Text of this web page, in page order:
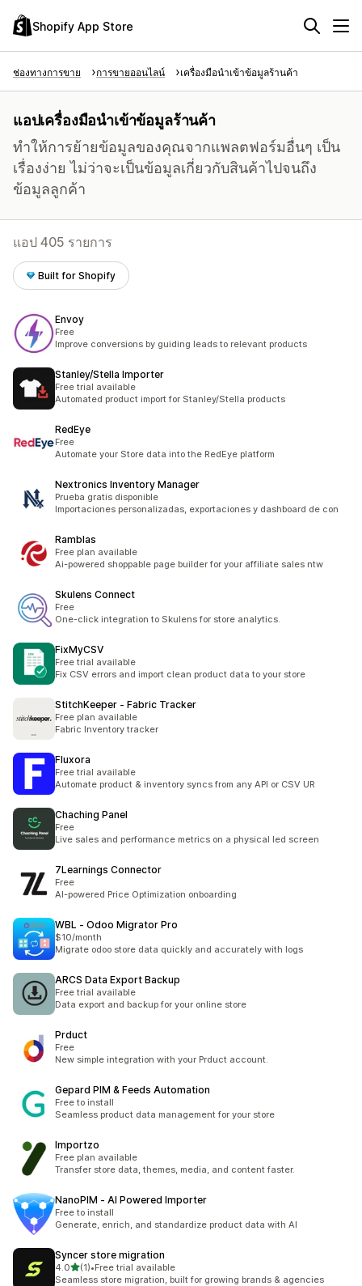
Shopify App Store
ช่องทางการขาย การขายออนไลน์ เครื่องมือนำเข้าข้อมูลร้านค้า
แอปเครื่องมือนำเข้าข้อมูลร้านค้า
ทำให้การย้ายข้อมูลของคุณจากแพลตฟอร์มอื่นๆ เป็น
เรื่องง่าย ไม่ว่าจะเป็นข้อมูลเกี่ยวกับสินค้าไปจนถึง
ข้อมูลลูกค้า
แอป 405 รายการ
Built for Shopify
Envoy
Free
Improve conversions by guiding leads to relevant products
Stanley/Stella Importer
Free trial available
Automated product import for Stanley/Stella products
RedEye
Free
Automate your Store data into the RedEye platform
Nextronics Inventory Manager
Prueba gratis disponible
Importaciones personalizadas, exportaciones y dashboard de con
Ramblas
Free plan available
Ai-powered shoppable page builder for your affiliate sales ntw
Skulens Connect
Free
One-click integration to Skulens for store analytics.
FixMyCSV
Free trial available
Fix CSV errors and import clean product data to your store
StitchKeeper ‑ Fabric Tracker
Free plan available
Fabric Inventory tracker
Fluxora
Free trial available
Automate product & inventory syncs from any API or CSV UR
Chaching Panel
Free
Live sales and performance metrics on a physical led screen
7Learnings Connector
Free
AI-powered Price Optimization onboarding
WBL ‑ Odoo Migrator Pro
$10/month
Migrate odoo store data quickly and accurately with logs
ARCS Data Export Backup
Free trial available
Data export and backup for your online store
Prduct
Free
New simple integration with your Prduct account.
Gepard PIM & Feeds Automation
Free to install
Seamless product data management for your store
Importzo
Free plan available
Transfer store data, themes, media, and content faster.
NanoPIM ‑ AI Powered Importer
Free to install
Generate, enrich, and standardize product data with AI
Syncer store migration
4.0เต็ม 5 ดาว
(1)
ทั้งหมด 1 รีวิว
•Free trial available
Seamless store migration, built for growing brands & agencies